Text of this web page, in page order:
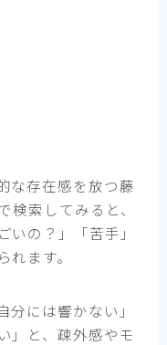
な存在感を放つ藤
検索してみると、
いの？」「苦手」
ます。
分には響かない」
」と、疎外感やモ